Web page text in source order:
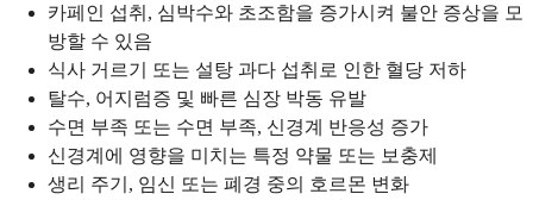
카페인 섭취, 심박수와 초조함을 증가시켜 불안 증상을 모
방할 수 있음
식사 거르기 또는 설탕 과다 섭취로 인한 혈당 저하
탈수, 어지럼증 및 빠른 심장 박동 유발
수면 부족 또는 수면 부족, 신경계 반응성 증가
신경계에 영향을 미치는 특정 약물 또는 보충제
생리 주기, 임신 또는 폐경 중의 호르몬 변화